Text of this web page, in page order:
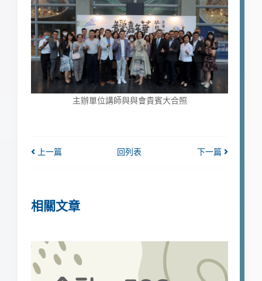
主辦單位講師與與會貴賓大合照
上一篇 回列表 下一篇
相關文章